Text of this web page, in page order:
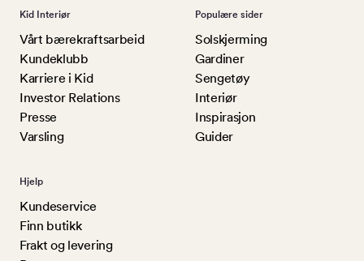
Kid Interiør
Vårt bærekraftsarbeid
Kundeklubb
Karriere i Kid
Investor Relations
Presse
Varsling
Populære sider
Solskjerming
Gardiner
Sengetøy
Interiør
Inspirasjon
Guider
Hjelp
Kundeservice
Finn butikk
Frakt og levering